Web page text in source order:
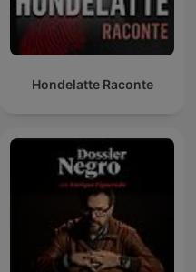
Hondelatte Raconte